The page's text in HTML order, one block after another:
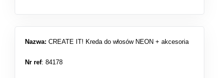
Nazwa: CREATE IT! Kreda do włosów NEON + akcesoria
Nr ref: 84178